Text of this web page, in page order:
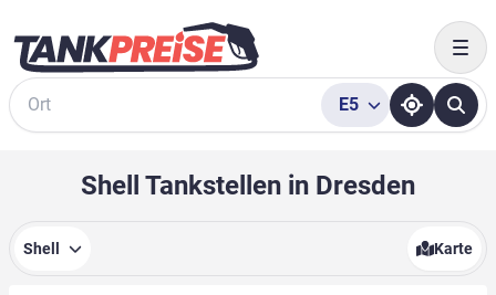
Suche
E5
Shell Tankstellen in Dresden
Shell Karte